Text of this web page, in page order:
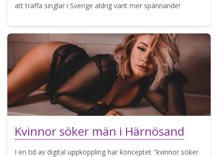
att träffa singlar i Sverige aldrig varit mer spännande!
Kvinnor söker män i Härnösand
I en tid av digital uppkoppling har konceptet "kvinnor söker